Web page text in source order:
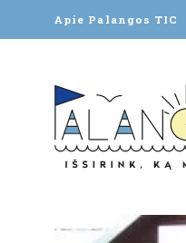
Apie Palangos TIC